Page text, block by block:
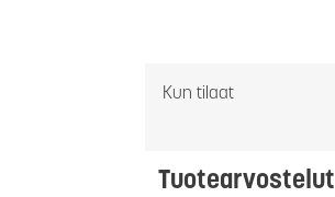
Kun tilaat
Tuotearvostelut